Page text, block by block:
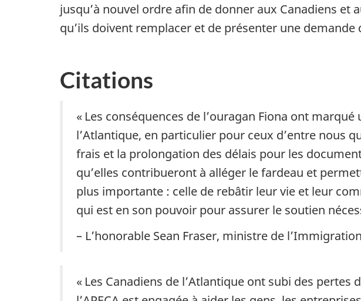
jusqu’à nouvel ordre afin de donner aux Canadiens
qu’ils doivent remplacer et de présenter une
Citations
« Les conséquences de l’ouragan Fiona ont
l’Atlantique, en particulier pour ceux d’entre nous
frais et la prolongation des délais pour les
qu’elles contribueront à alléger le fardeau et
plus importante : celle de rebâtir leur vie et leur
qui est en son pouvoir pour assurer le soutien
– L’honorable Sean Fraser, ministre de
« Les Canadiens de l’Atlantique ont subi des